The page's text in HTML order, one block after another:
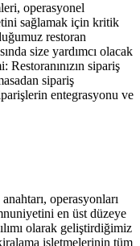
operasyonel
sağlamak için kritik
restoran
size yardımcı olacak
sipariş
sipariş
entegrasyonu ve
operasyonları
en üst düzeye
olarak geliştirdiğimiz
işletmelerinin tüm